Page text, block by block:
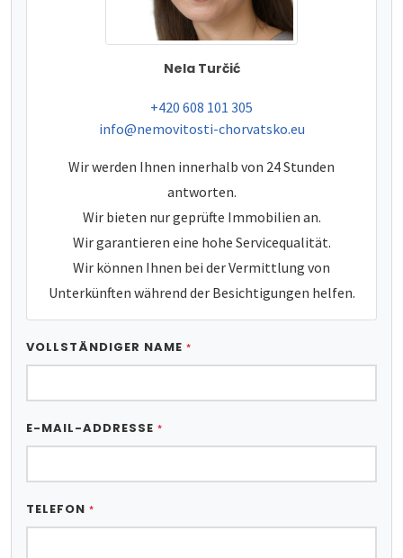
Nela Turčić
tel:
+420 608 101 305
e-mail:
info@nemovitosti-chorvatsko.eu
Wir werden Ihnen innerhalb von 24 Stunden
antworten.
Wir bieten nur geprüfte Immobilien an.
Wir garantieren eine hohe Servicequalität.
Wir können Ihnen bei der Vermittlung von
Unterkünften während der Besichtigungen helfen.
VOLLSTÄNDIGER NAME *
E-MAIL-ADDRESSE *
TELEFON *